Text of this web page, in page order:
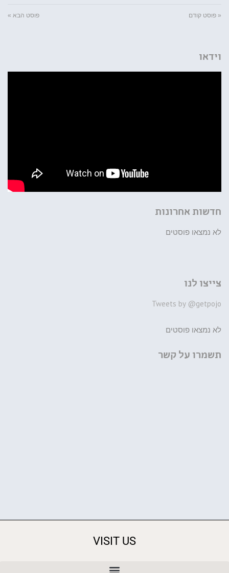
« פוסט קודם פוסט הבא »
וידאו
חדשות אחרונות
לא נמצאו פוסטים
צייצו לנו
Tweets by @getpojo
לא נמצאו פוסטים
תשמרו על קשר
VISIT US